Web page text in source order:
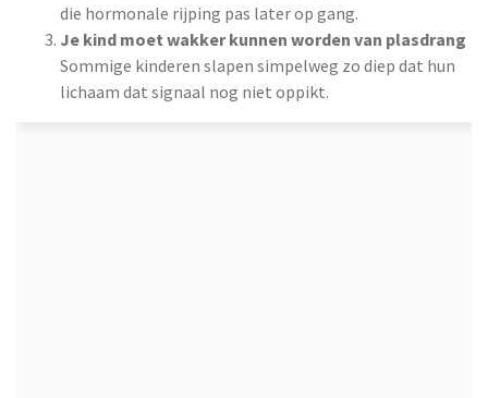
die hormonale rijping pas later op gang.
Je kind moet wakker kunnen worden van plasdrang
Sommige kinderen slapen simpelweg zo diep dat hun
lichaam dat signaal nog niet oppikt.